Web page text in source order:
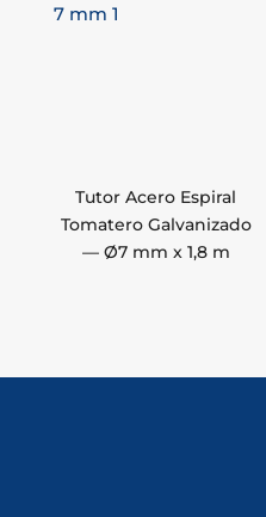
Tutor Acero Espiral
Tomatero Galvanizado
— Ø7 mm x 1,8 m